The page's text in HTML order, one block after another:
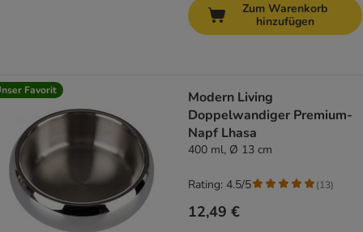
Zum Warenkorb
hinzufügen
Favorit
Modern Living
Doppelwandiger Premium-
Napf Lhasa
400 ml, Ø 13 cm
12,49 €
Rating: 4.5/5 (13)